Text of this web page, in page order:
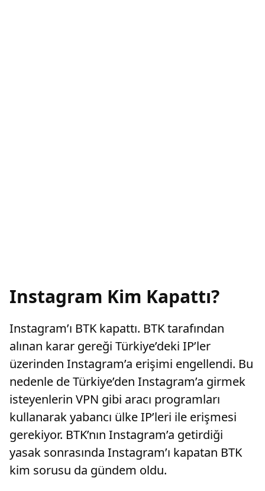
Instagram Kim Kapattı?
Instagram’ı BTK kapattı. BTK tarafından
alınan karar gereği Türkiye’deki IP’ler
üzerinden Instagram’a erişimi engellendi. Bu
nedenle de Türkiye’den Instagram’a girmek
isteyenlerin VPN gibi aracı programları
kullanarak yabancı ülke IP’leri ile erişmesi
gerekiyor. BTK’nın Instagram’a getirdiği
yasak sonrasında Instagram’ı kapatan BTK
kim sorusu da gündem oldu.